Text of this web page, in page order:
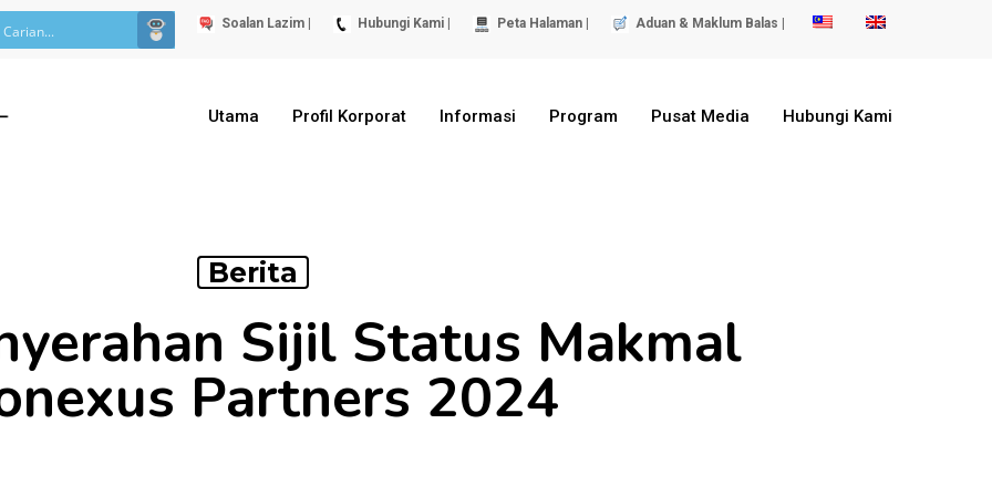
Soalan Lazim | Hubungi Kami | Peta Halaman | Aduan & Maklum Balas |
Utama Profil Korporat Informasi Program Pusat Media Hubungi Kami
Berita
Sijil Status Makmal
Partners 2024